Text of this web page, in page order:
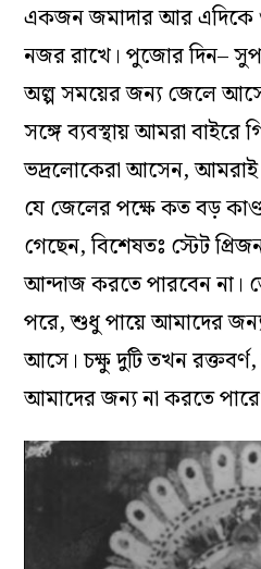
একজন জমাদার আর এদিকে
নজর রাখে। পুজোর দিন–
অল্প সময়ের জন্য জেলে
সঙ্গে ব্যবস্থায় আমরা বাইরে
ভদ্রলোকেরা আসেন, আমরাই
যে জেলের পক্ষে কত বড়
গেছেন, বিশেষতঃ স্টেট
আন্দাজ করতে পারবেন না।
পরে, শুধু পায়ে আমাদের জন্য
আসে। চক্ষু দুটি তখন
আমাদের জন্য না করতে